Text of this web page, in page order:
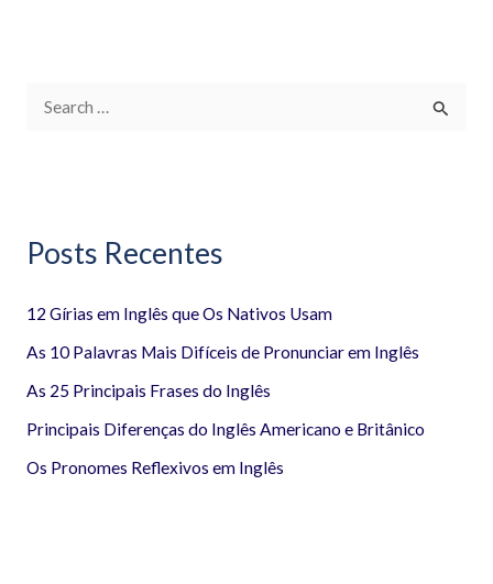
u
s
a
r
Posts Recentes
12 Gírias em Inglês que Os Nativos Usam
As 10 Palavras Mais Difíceis de Pronunciar em Inglês
As 25 Principais Frases do Inglês
Principais Diferenças do Inglês Americano e Britânico
Os Pronomes Reflexivos em Inglês